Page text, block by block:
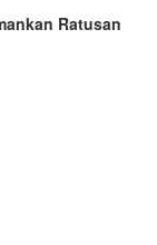
Ratusan